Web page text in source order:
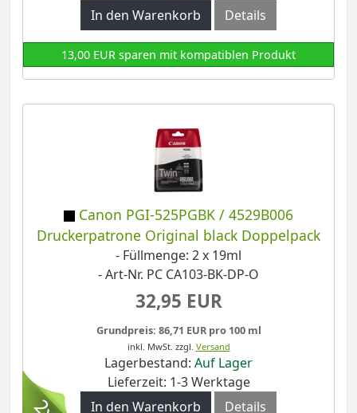
In den Warenkorb
Details
13,00 EUR sparen mit kompatiblen Produkt
Canon PGI-525PGBK / 4529B006
Druckerpatrone Original black Doppelpack
- Füllmenge: 2 x 19ml
- Art-Nr. PC CA103-BK-DP-O
32,95 EUR
Grundpreis: 86,71 EUR pro 100 ml
inkl. MwSt. zzgl. Versand
Lagerbestand: Auf Lager
Lieferzeit: 1-3 Werktage
In den Warenkorb
Details